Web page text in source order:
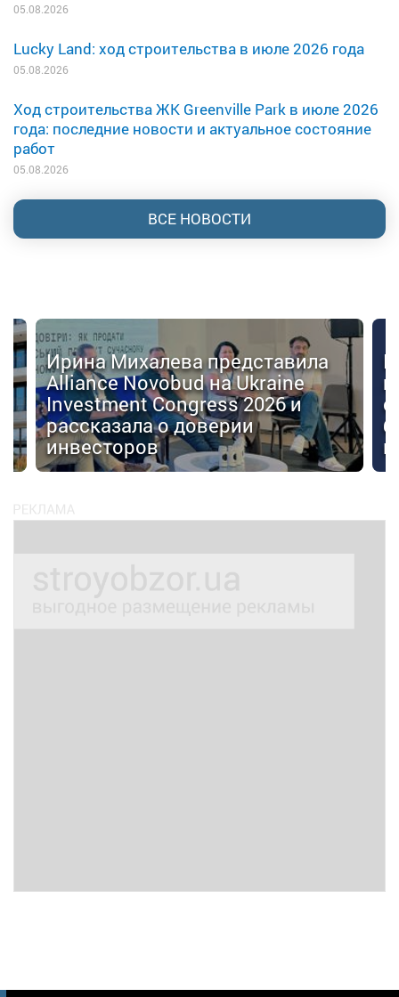
05.08.2026
Lucky Land: ход строительства в июле 2026 года
05.08.2026
Ход строительства ЖК Greenville Park в июле 2026
года: последние новости и актуальное состояние
работ
05.08.2026
ВСЕ НОВОСТИ
Ирина Михалева представила
Alliance Novobud на Ukraine
Investment Congress 2026 и
рассказала о доверии
инвесторов